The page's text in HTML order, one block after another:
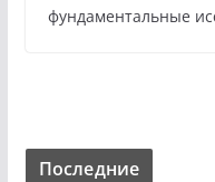
фундаментальные
Последние